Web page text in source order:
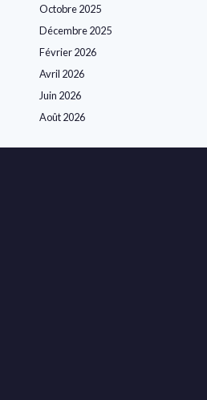
Octobre 2025
Décembre 2025
Février 2026
Avril 2026
Juin 2026
Août 2026